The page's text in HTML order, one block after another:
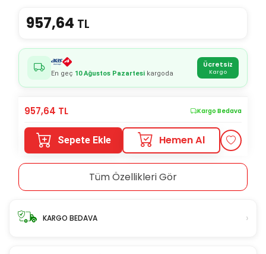
957,64 TL
En geç 10 Ağustos Pazartesi kargoda
Ücretsiz
Kargo
957,64 TL Kargo Bedava
Sepete Ekle Hemen Al
Tüm Özellikleri Gör
KARGO BEDAVA ›